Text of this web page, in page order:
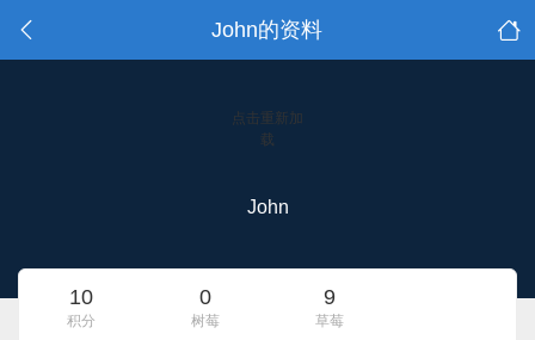
John的资料
点击重新加
载
John
10
积分
0
树莓
9
草莓